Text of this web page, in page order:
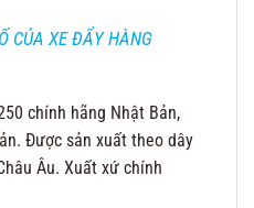
CỦA XE ĐẨY HÀNG
chính hãng Nhật Bản,
Được sản xuất theo dây
Âu. Xuất xứ chính